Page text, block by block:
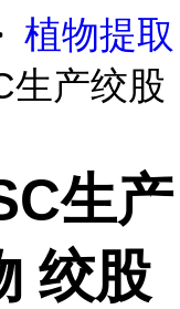
植物提取
生产绞股
生产
绞股